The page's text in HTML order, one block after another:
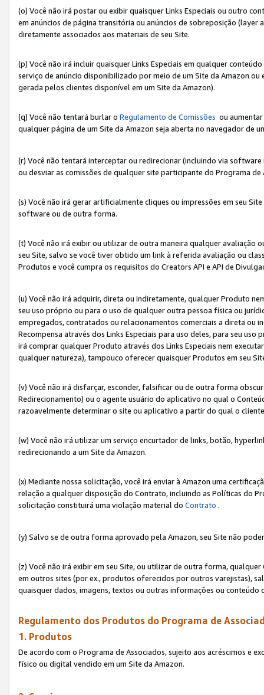
(o) Você não irá postar ou exibir quaisquer Links Especiais ou outro
em anúncios de página transitória ou anúncios de sobreposição
diretamente associados aos materiais de seu Site.
(p) Você não irá incluir quaisquer Links Especiais em qualquer
serviço de anúncio disponibilizado por meio de um Site da Amazon
gerada pelos clientes disponível em um Site da Amazon).
(q) Você não tentará burlar o Regulamento de Comissões ou
qualquer página de um Site da Amazon seja aberta no navegador de
(r) Você não tentará interceptar ou redirecionar (incluindo via
ou desviar as comissões de qualquer site participante do Programa de
(s) Você não irá gerar artificialmente cliques ou impressões em seu
software ou de outra forma.
(t) Você não irá exibir ou utilizar de outra maneira qualquer avaliação
seu Site, salvo se você tiver obtido um link à referida avaliação ou
Produtos e você cumpra os requisitos do Creators API e API de
(u) Você não irá adquirir, direta ou indiretamente, qualquer Produto
seu uso próprio ou para o uso de qualquer outra pessoa física ou
empregados, contratados ou relacionamentos comerciais a direta ou
Recompensa através dos Links Especiais para uso deles, para seu
irá comprar qualquer Produto através dos Links Especiais nem
qualquer natureza), tampouco oferecer quaisquer Produtos em seu
(v) Você não irá disfarçar, esconder, falsificar ou de outra forma
Redirecionamento) ou o agente usuário do aplicativo no qual o
razoavelmente determinar o site ou aplicativo a partir do qual o
(w) Você não irá utilizar um serviço encurtador de links, botão,
redirecionando a um Site da Amazon.
(x) Mediante nossa solicitação, você irá enviar à Amazon uma
relação a qualquer disposição do Contrato, incluindo as Políticas do
solicitação constituirá uma violação material do Contrato .
(y) Salvo se de outra forma aprovado pela Amazon, seu Site não
(z) Você não irá exibir em seu Site, ou utilizar de outra forma,
em outros sites (por ex., produtos oferecidos por outros varejistas),
quaisquer dados, imagens, textos ou outras informações ou
Regulamento dos Produtos do Programa de
1. Produtos
De acordo com o Programa de Associados, sujeito aos acréscimos e
físico ou digital vendido em um Site da Amazon.